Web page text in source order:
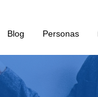
Blog Personas